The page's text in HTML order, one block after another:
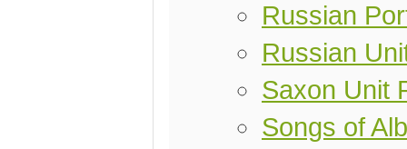
Russian
Russian
Saxon Unit
Songs of